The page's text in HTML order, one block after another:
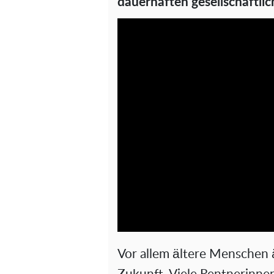
Vor allem ältere